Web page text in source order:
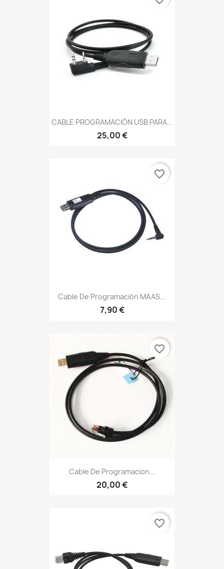
CABLE PROGRAMACIÓN USB PARA...
25,00 €
Cable De Programación MAAS...
7,90 €
favorite_border
Cable De Programacion...
20,00 €
favorite_border
favorite_border